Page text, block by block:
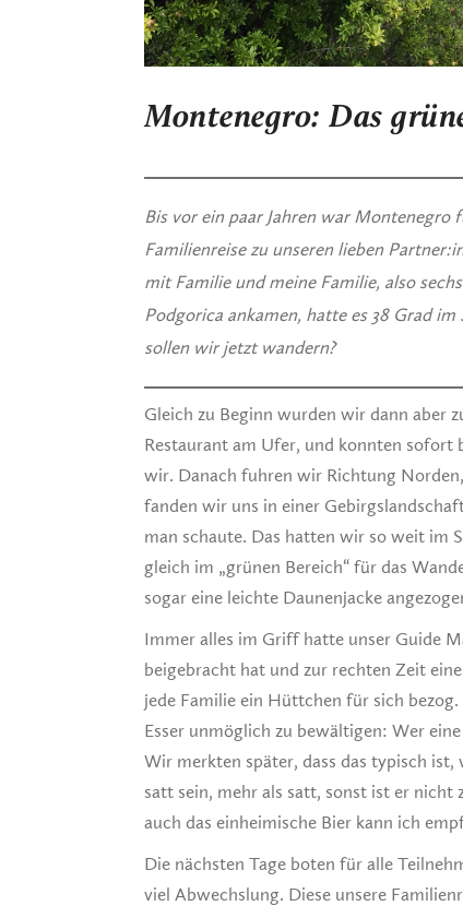
Montenegro: Das
Bis vor ein paar Jahren war
Familienreise zu unseren lieben
mit Familie und meine Familie, also
Podgorica ankamen, hatte es 38 Grad
sollen wir jetzt wandern?
Gleich zu Beginn wurden wir dann aber
Restaurant am Ufer, und konnten sofort
wir. Danach fuhren wir Richtung
fanden wir uns in einer
man schaute. Das hatten wir so weit im
gleich im „grünen Bereich“ für das
sogar eine leichte Daunenjacke
Immer alles im Griff hatte unser Guide
beigebracht hat und zur rechten Zeit
jede Familie ein Hüttchen für sich
Esser unmöglich zu bewältigen: Wer
Wir merkten später, dass das typisch
satt sein, mehr als satt, sonst ist er
auch das einheimische Bier kann ich
Die nächsten Tage boten für alle
viel Abwechslung. Diese unsere